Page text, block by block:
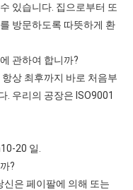
있습니다. 집으로부터 또
방문하도록 따뜻하게 환
관하여 합니까?
상 최후까지 바로 처음부
. 우리의 공장은 ISO9001
20 일.
?
신은 페이팔에 의해 또는